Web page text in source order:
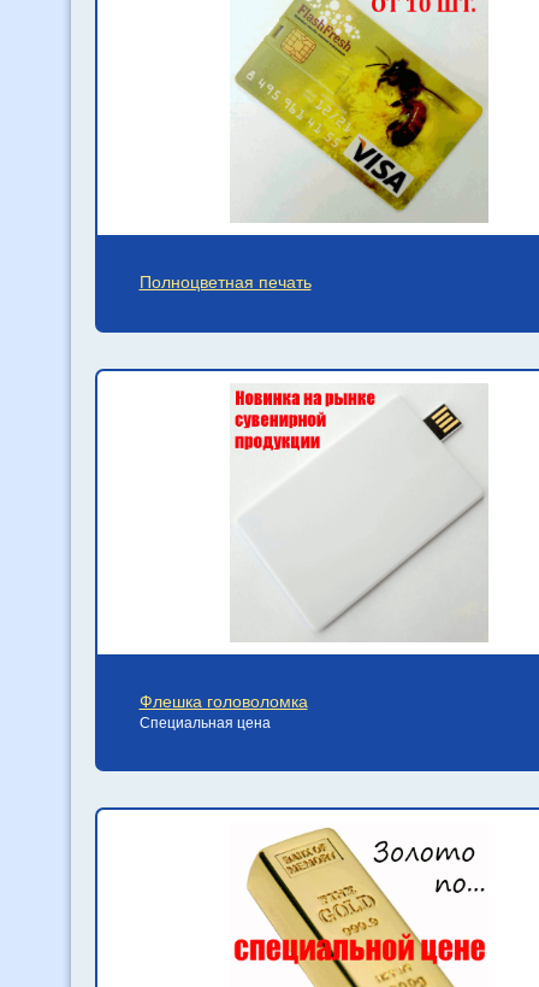
Полноцветная печать
Флешка головоломка
Специальная цена